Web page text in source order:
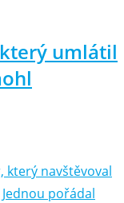
umlátil
který navštěvoval
pořádal